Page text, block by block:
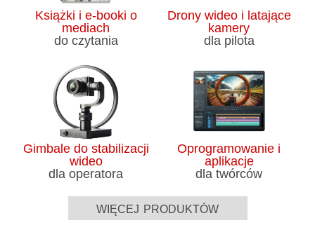
Książki i e-booki o
mediach
do czytania
Drony wideo i latające
kamery
dla pilota
Gimbale do stabilizacji
wideo
dla operatora
Oprogramowanie i
aplikacje
dla twórców
więcej produktów